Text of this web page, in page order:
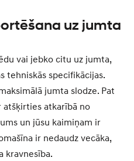
uz jumta
vai jebko citu uz jumta,
tehniskās specifikācijas.
jumta slodze. Pat
atkarībā no
un jūsu kaimiņam ir
ir nedaudz vecāka,
kravnesība.